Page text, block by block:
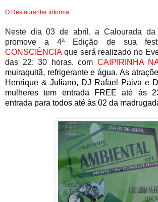
O Restauranter informa:
Neste dia 03 de abril, a Calourada da
promove a 4ª Edição de sua
CONSCIÊNCIAque será realizado no
das 22: 30 horas, com CAIPIRINHA
muiraquitã, refrigerante e água. As
Henrique & Juliano, DJ Rafael Paiva e
mulheres tem entrada FREE até às
entrada para todos até às 02 da